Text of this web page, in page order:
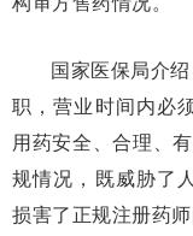
国家医保局介
职，营业时间内必
用药安全、合理、
规情况，既威胁了
损害了正规注册药师